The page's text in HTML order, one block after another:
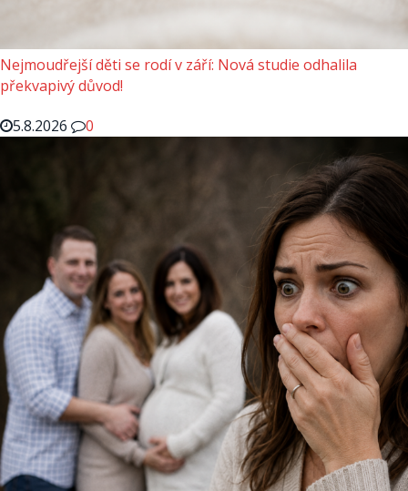
Nejmoudřejší děti se rodí v září: Nová studie odhalila
překvapivý důvod!
5.8.2026
0